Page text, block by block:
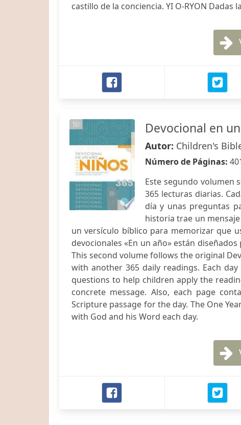
castillo de la conciencia. YI O-RYON Dadas
Devocional en
Autor: Children's
Número de Páginas:
Este segundo volumen
365 lecturas diarias.
día y unas preguntas
historia trae un
un versículo bíblico para memorizar que
devocionales «En un año» están
This second volume follows the original
with another 365 daily readings. Each
questions to help children apply the
concrete message. Also, each page
Scripture passage for the day. The One
with God and his Word each day.